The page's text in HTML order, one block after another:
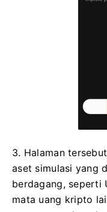
3. Halaman
aset simulasi yang
berdagang, seperti
mata uang kripto